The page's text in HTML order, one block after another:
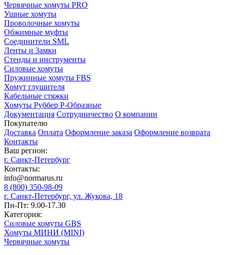
Червячные хомуты PRO
Ушные хомуты
Проволочные хомуты
Обжимные муфты
Соединители SML
Ленты и Замки
Стенды и инструменты
Силовые хомуты
Пружинные хомуты FBS
Хомут глушителя
Кабельные стяжки
Хомуты Руббер Р-Образные
Документация Сотрудничество О компании
Покупателю
Доставка Оплата Оформление заказа Оформление возврата
Контакты
Ваш регион:
г. Санкт-Петербург
Контакты:
info@normarus.ru
8 (800) 350-98-09
г. Санкт-Петербург, ул. Жукова, 18
Пн-Пт: 9.00-17.30
Категория:
Силовые хомуты GBS
Хомуты МИНИ (MINI)
Червячные хомуты